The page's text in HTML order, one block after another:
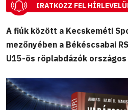
IRATKOZZ FEL
A fiúk között a Kecskeméti
mezőnyében a Békéscsabai
U15-ös röplabdázók